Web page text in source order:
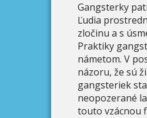
Gangsterky
Ľudia
zločinu a s
Praktiky
námetom. V
názoru, že sú
gangsteriek
neopozerané
touto vzácnou